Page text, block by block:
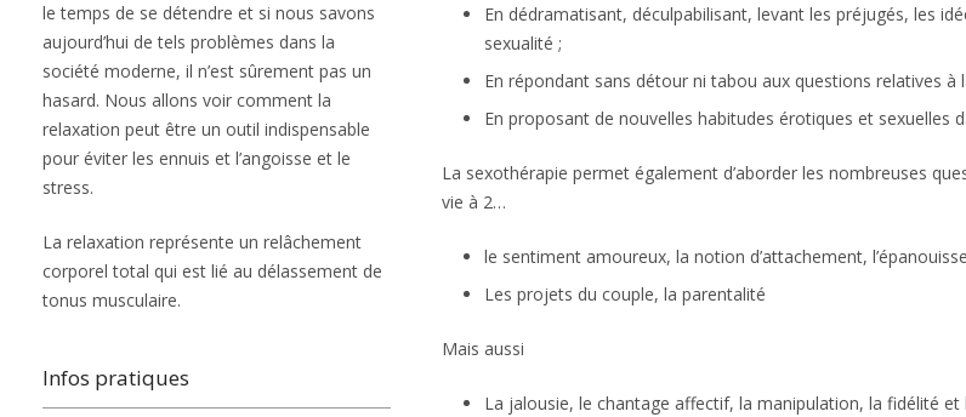
le temps de se détendre et si nous savons
aujourd’hui de tels problèmes dans la
société moderne, il n’est sûrement pas un
hasard. Nous allons voir comment la
relaxation peut être un outil indispensable
pour éviter les ennuis et l’angoisse et le
stress.
La relaxation représente un relâchement
corporel total qui est lié au délassement de
tonus musculaire.
Infos pratiques
En dédramatisant, déculpabilisant, levant les préjugés, les
sexualité ;
En répondant sans détour ni tabou aux questions relatives à
En proposant de nouvelles habitudes érotiques et sexuelles
La sexothérapie permet également d’aborder les nombreuses
vie à 2…
le sentiment amoureux, la notion d’attachement,
Les projets du couple, la parentalité
Mais aussi
La jalousie, le chantage affectif, la manipulation, la fidélité et